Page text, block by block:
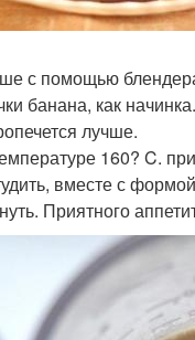
с помощью
банана, как
лучше.
160? C.
вместе с
Приятного